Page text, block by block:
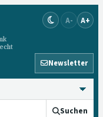
A- A+
Newsletter
Suchen